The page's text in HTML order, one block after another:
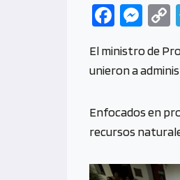
Fa
b
o
o
k
M
se
n
g
er
El ministro de
unieron a
Enfocados en
recursos